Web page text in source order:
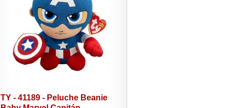
TY - 41189 - Peluche Beanie